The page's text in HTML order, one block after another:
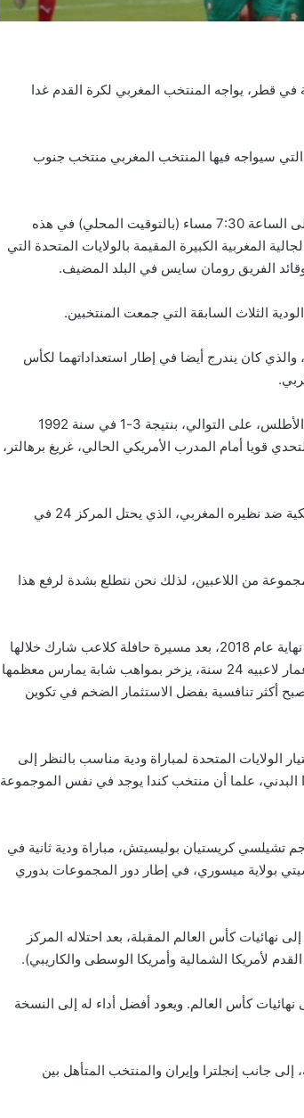
في قطر، يواجه المنتخب المغربي لكرة القدم غدا
وتأتي هذه المباراة أيضا قبل انطلاق تصفيات كأس الأمم الإفريقية 2023 التي سيواجه فيها المنتخب المغربي منتخب جنوب
وينتظر عشاق المستديرة في بلاد العم سام، هذه المقابلة التي ستقام على الساعة 7:30 مساء (بالتوقيت المحلي) في هذه
المغربية الكبيرة المقيمة بالولايات المتحدة التي
الفريق رومان سايس في البلد المضيف.
الثلاث السابقة التي جمعت المنتخبين.
في ناشفيل بولاية تينيسي، والذي كان يندرج أيضا في إطار استعداداتهما لكأس
السيناريو ذاته تكرر في مباراتين سابقتين بين الفريقين، انتهتا بفوز أسود الأطلس، على التوالي، بنتيجة 3-1 في سنة 1992
تجعل التحدي قويا أمام المدرب الأمريكي الحالي، غريغ برهالتر،
و وصف برهالتر هذه المواجهة التي تجمع منتخب الولايات المتحدة الأمريكية ضد نظيره المغربي، الذي يحتل المركز 24 في
من اللاعبين، لذلك نحن نتطلع بشدة لرفع هذا
ويعتمد المدرب البالغ 49 عاما، والذي تولى قيادة المنتخب الأمريكي في نهاية عام 2018، بعد مسيرة حافلة كلاعب شارك خلالها
مرتين في المنافسات النهائية لكأس العالم، على فريق لا يتجاور معدل أعمار لاعبيه 24 سنة، يزخر بمواهب شابة يمارس معظمها
أكثر تنافسية بفضل الاستثمار الضخم في تكوين
الولايات المتحدة لمباراة ودية مناسب بالنظر إلى
البدني، علما أن منتخب كندا يوجد في نفس الموجموعة
تشيلسي كريستيان بوليسيتش، مباراة ودية ثانية في
غرينادا في 10 يونيو في كانساس سيتي بولاية ميسوري، في إطار دور المجموعات بدوري
من التأهل إلى نهائيات كأس العالم المقبلة، بعد احتلاله المركز
لأمريكا الشمالية وأمريكا الوسطى والكاريبي).
نهائيات كأس العالم. ويعود أفضل أداء له إلى النسخة
جانب إنجلترا وإيران والمنتخب المتأهل بين